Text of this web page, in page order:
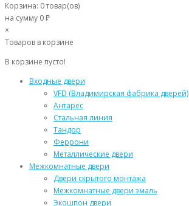
Корзина: 0товар(ов)
на сумму 0 ₽
×
Товаров в корзине
В корзине пусто!
Входные двери
VFD (Владимирская фабрика дверей)
Антарес
Стальная линия
Тандор
Феррони
Металлические двери
Межкомнатные двери
Двери скрытого монтажа
Межкомнатные двери эмаль
Экошпон двери